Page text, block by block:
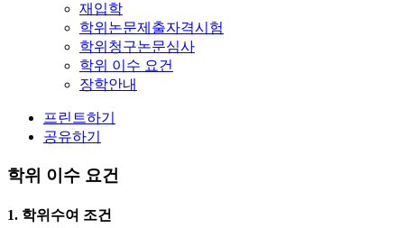
재입학
학위논문제출자격시험
학위청구논문심사
학위 이수 요건
장학안내
프린트하기
공유하기
학위 이수 요건
1. 학위수여 조건